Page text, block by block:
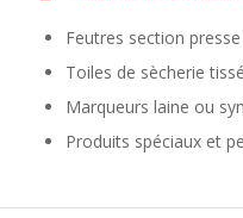
Feutres section
Toiles de sècherie
Marqueurs laine ou
Produits spéciaux et